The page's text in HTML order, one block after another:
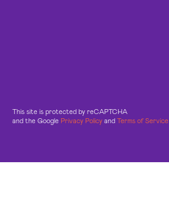
This site is protected by reCAPTCHA
and the Google Privacy Policy and Terms of Service